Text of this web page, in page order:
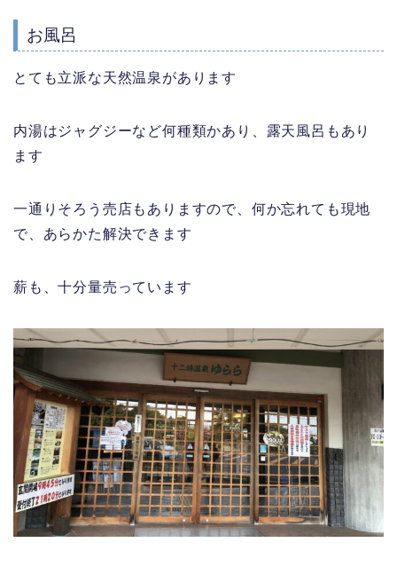
お風呂
とても立派な天然温泉があります
内湯はジャグジーなど何種類かあり、露天風呂もあり
ます
一通りそろう売店もありますので、何か忘れても現地
で、あらかた解決できます
薪も、十分量売っています